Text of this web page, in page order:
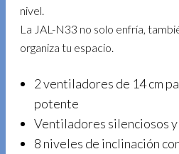
nivel.
La JAL-N33 no solo enfría,
organiza tu espacio.
2 ventiladores de 14 cm
potente
Ventiladores silenciosos
8 niveles de inclinación